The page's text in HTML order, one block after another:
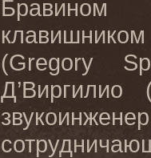
(Gregory
Д’Виргилио